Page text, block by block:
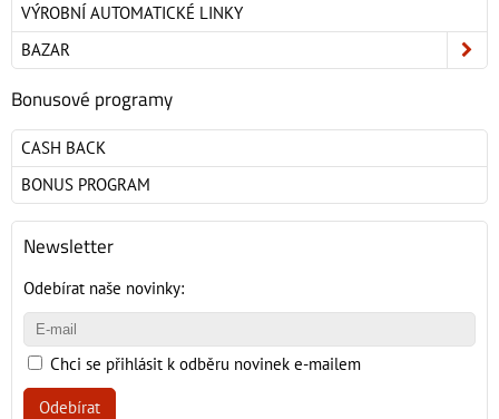
VÝROBNÍ AUTOMATICKÉ LINKY
BAZAR
Bonusové programy
CASH BACK
BONUS PROGRAM
Newsletter
Odebírat naše novinky:
Chci se přihlásit k odběru novinek e-mailem
Odebírat